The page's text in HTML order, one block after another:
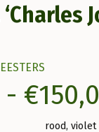
- €
rood, violet